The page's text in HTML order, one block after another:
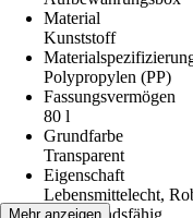
Material
Kunststoff
Polypropylen (PP)
Fassungsvermögen
80 l
Grundfarbe
Transparent
Eigenschaft
Lebensmittelecht,
Widerstandsfähig
Mehr anzeigen